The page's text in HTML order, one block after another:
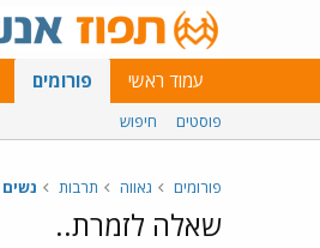
עמוד ראשי פורומים
פוסטים חיפוש
פורומים גאווה תרבות
שאלה לזמרת..